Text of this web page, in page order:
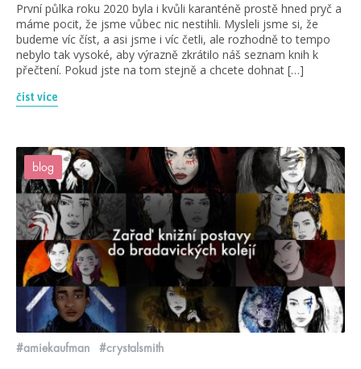
První půlka roku 2020 byla i kvůli karanténě prostě hned pryč a
máme pocit, že jsme vůbec nic nestihli. Mysleli jsme si, že
budeme víc číst, a asi jsme i víc četli, ale rozhodně to tempo
nebylo tak vysoké, aby výrazně zkrátilo náš seznam knih k
přečtení. Pokud jste na tom stejně a chcete dohnat […]
číst více
blog
#amiekaufman #crystalsmith